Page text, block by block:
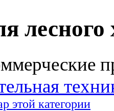
этой категории